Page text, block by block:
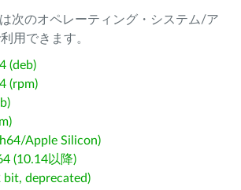
次のオペレーティング・システム/ア
用できます。
(deb)
(rpm)
Apple Silicon)
(10.14以降)
deprecated)